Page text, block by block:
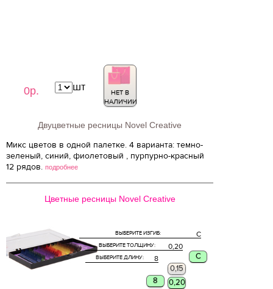
0р.
НЕТ В
НАЛИЧИИ
шт
Двуцветные ресницы Novel Creative
Микс цветов в одной палетке. 4 варианта: темно-
зеленый, синий, фиолетовый , пурпурно-красный
12 рядов. подробнее
Цветные ресницы Novel Creative
C
ВЫБЕРИТЕ ИЗГИБ:
0,20
ВЫБЕРИТЕ ТОЛЩИНУ:
8
ВЫБЕРИТЕ ДЛИНУ:
C
0,15
0,20
8